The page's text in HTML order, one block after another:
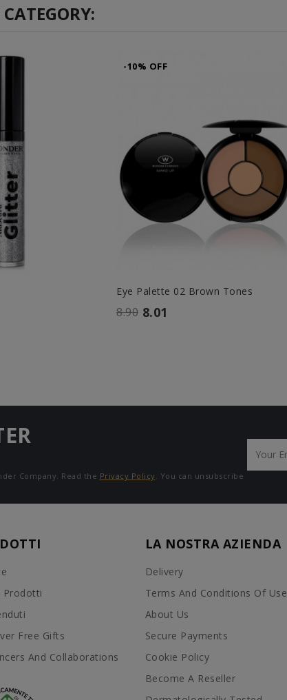
-10% OFF
Eye Palette 02 Brown Tones
8.90 8.01
Company. Read the Privacy Policy. You can unsubscribe
Prodotti
Free Gifts
And Collaborations
LA NOSTRA AZIENDA
Delivery
Terms And Conditions Of Use
About Us
Secure Payments
Cookie Policy
Become A Reseller